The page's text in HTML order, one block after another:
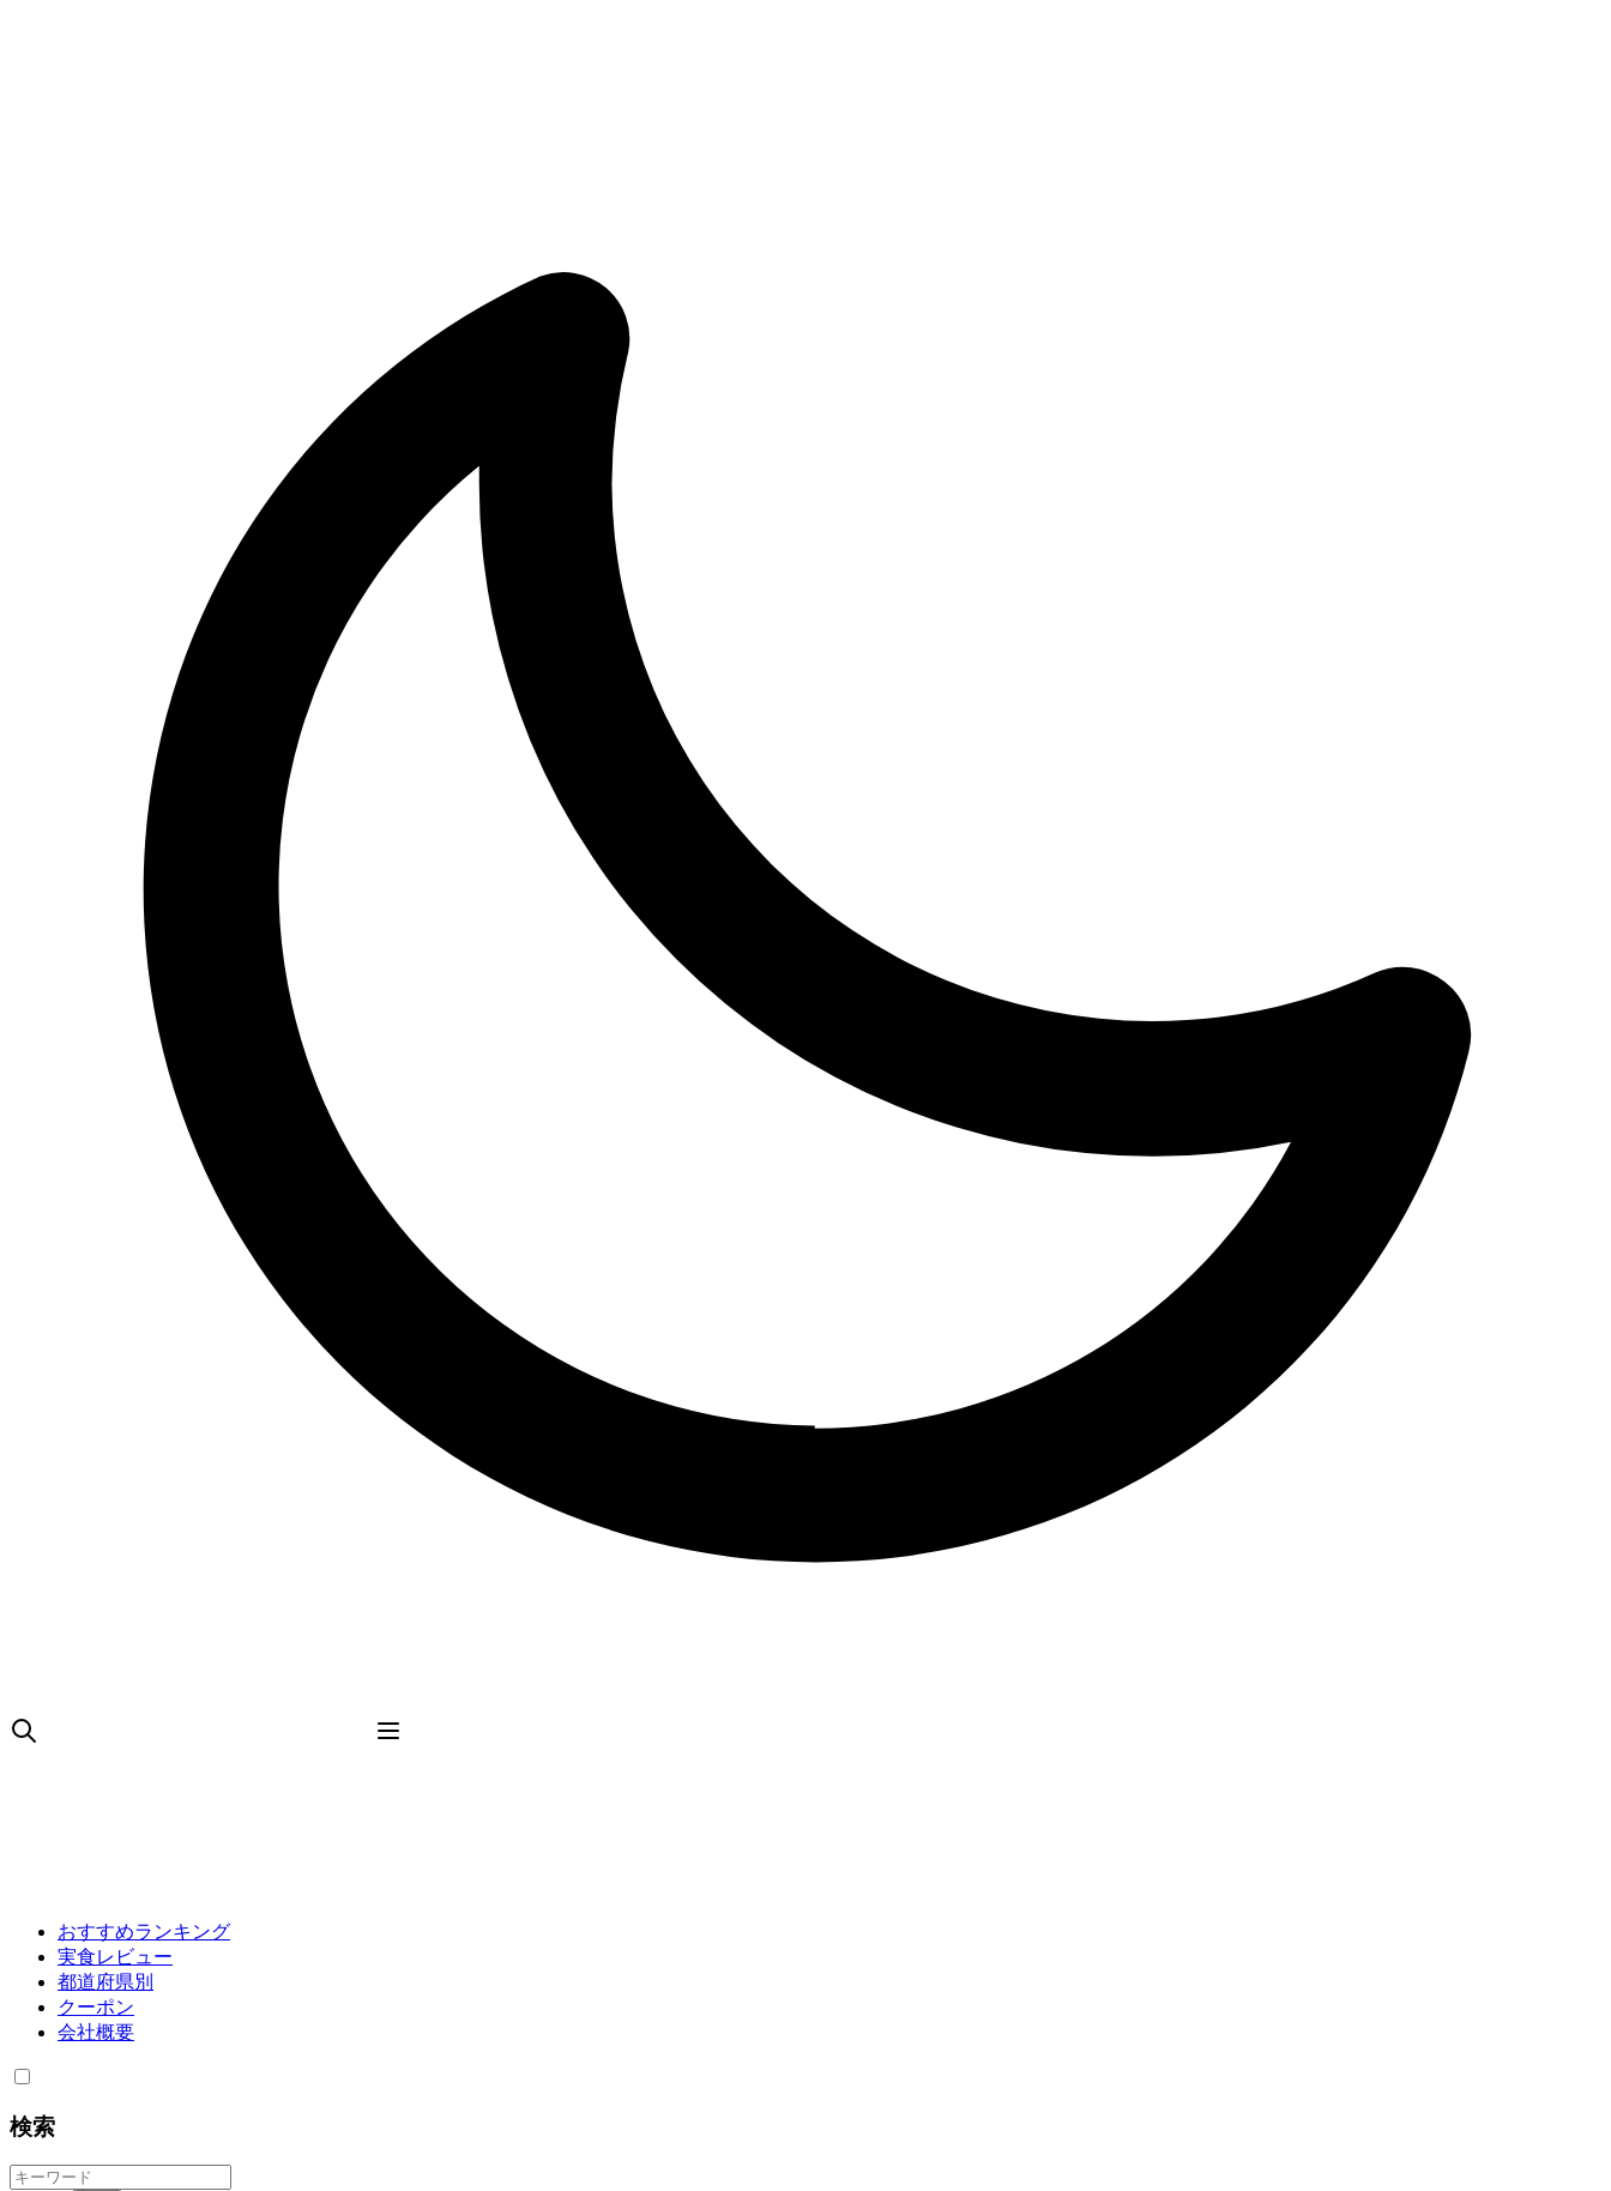
おすすめランキング
実食レビュー
都道府県別
クーポン
会社概要
検索